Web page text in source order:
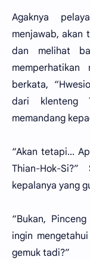
Agaknya
menjawab, akan
dan melihat
berkata,
dari klenteng
memandang
“Akan tetapi...
Thian-Hok-
kepalanya yang
“Bukan,
ingin
gemuk tadi?”